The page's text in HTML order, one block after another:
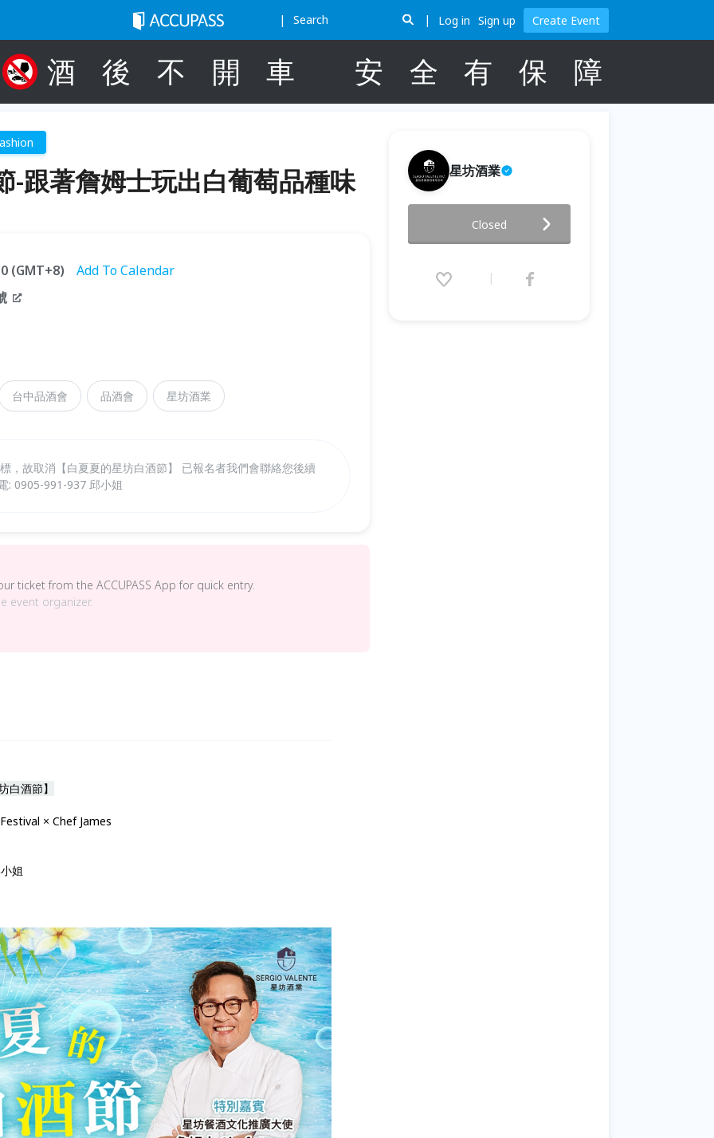
Search Log in Sign up Create Event
酒 後 不 開 車 安 全 有 保 障
-跟著詹姆士玩出白葡萄品種味
(GMT+8)
Add To Calendar
台中品酒會 品酒會 星坊酒業
，故取消【白夏夏的星坊白酒節】 已報名者我們會聯絡您後續
: 0905-991-937 邱小姐
ticket from the ACCUPASS App for quick entry.
event organizer.
白酒節】
× Chef James
姐
星坊酒業
玩出白葡萄品種味
2026.07.04 (Sat) 15:00 - 20:30
Closed